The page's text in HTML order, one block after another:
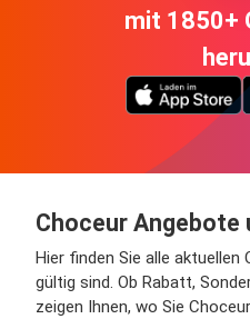
mit 1850+
Choceur Angebote
Hier finden Sie alle aktuellen
gültig sind. Ob Rabatt,
zeigen Ihnen, wo Sie